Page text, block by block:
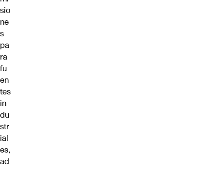
sio
ne
s
pa
ra
fu
en
tes
in
du
str
ial
es,
ad